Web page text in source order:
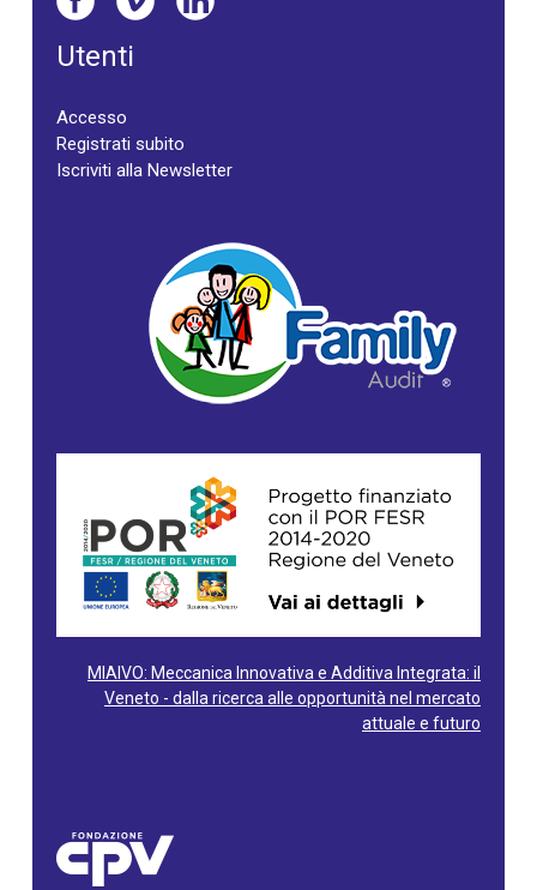
Utenti
Accesso
Registrati subito
Iscriviti alla Newsletter
MIAIVO: Meccanica Innovativa e Additiva Integrata: il
Veneto - dalla ricerca alle opportunità nel mercato
attuale e futuro